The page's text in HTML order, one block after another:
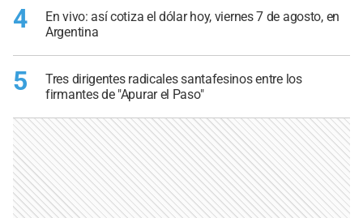
4
En vivo: así cotiza el dólar hoy, viernes 7 de agosto, en
Argentina
5
Tres dirigentes radicales santafesinos entre los
firmantes de "Apurar el Paso"